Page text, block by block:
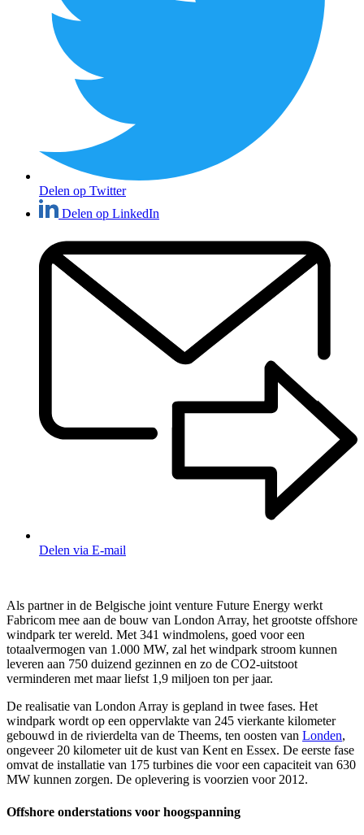
Delen op Twitter
Delen op LinkedIn
Delen via E-mail
Als partner in de Belgische joint venture Future Energy werkt
Fabricom mee aan de bouw van London Array, het grootste offshore
windpark ter wereld. Met 341 windmolens, goed voor een
totaalvermogen van 1.000 MW, zal het windpark stroom kunnen
leveren aan 750 duizend gezinnen en zo de CO2-uitstoot
verminderen met maar liefst 1,9 miljoen ton per jaar.
De realisatie van London Array is gepland in twee fases. Het
windpark wordt op een oppervlakte van 245 vierkante kilometer
gebouwd in de rivierdelta van de Theems, ten oosten van Londen,
ongeveer 20 kilometer uit de kust van Kent en Essex. De eerste fase
omvat de installatie van 175 turbines die voor een capaciteit van 630
MW kunnen zorgen. De oplevering is voorzien voor 2012.
Offshore onderstations voor hoogspanning